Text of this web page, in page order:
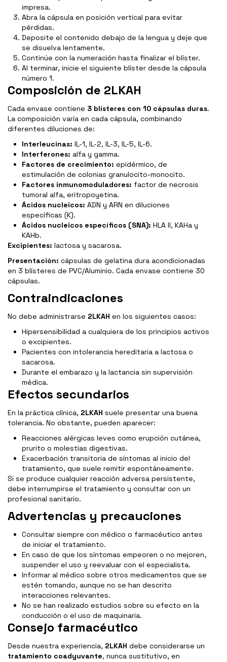
impresa.
Abra la cápsula en posición vertical para evitar
pérdidas.
Deposite el contenido debajo de la lengua y deje que
se disuelva lentamente.
Continúe con la numeración hasta finalizar el blíster.
Al terminar, inicie el siguiente blíster desde la cápsula
número 1.
Composición de 2LKAH
Cada envase contiene 3 blísteres con 10 cápsulas duras.
La composición varía en cada cápsula, combinando
diferentes diluciones de:
Interleucinas: IL-1, IL-2, IL-3, IL-5, IL-6.
Interferones: alfa y gamma.
Factores de crecimiento: epidérmico, de
estimulación de colonias granulocito-monocito.
Factores inmunomoduladores: factor de necrosis
tumoral alfa, eritropoyetina.
Ácidos nucleicos: ADN y ARN en diluciones
específicas (K).
Ácidos nucleicos específicos (SNA): HLA II, KAHa y
KAHb.
Excipientes: lactosa y sacarosa.
Presentación: cápsulas de gelatina dura acondicionadas
en 3 blísteres de PVC/Aluminio. Cada envase contiene 30
cápsulas.
Contraindicaciones
No debe administrarse 2LKAH en los siguientes casos:
Hipersensibilidad a cualquiera de los principios activos
o excipientes.
Pacientes con intolerancia hereditaria a lactosa o
sacarosa.
Durante el embarazo y la lactancia sin supervisión
médica.
Efectos secundarios
En la práctica clínica, 2LKAH suele presentar una buena
tolerancia. No obstante, pueden aparecer:
Reacciones alérgicas leves como erupción cutánea,
prurito o molestias digestivas.
Exacerbación transitoria de síntomas al inicio del
tratamiento, que suele remitir espontáneamente.
Si se produce cualquier reacción adversa persistente,
debe interrumpirse el tratamiento y consultar con un
profesional sanitario.
Advertencias y precauciones
Consultar siempre con médico o farmacéutico antes
de iniciar el tratamiento.
En caso de que los síntomas empeoren o no mejoren,
suspender el uso y reevaluar con el especialista.
Informar al médico sobre otros medicamentos que se
estén tomando, aunque no se han descrito
interacciones relevantes.
No se han realizado estudios sobre su efecto en la
conducción o el uso de maquinaria.
Consejo farmacéutico
Desde nuestra experiencia, 2LKAH debe considerarse un
tratamiento coadyuvante, nunca sustitutivo, en